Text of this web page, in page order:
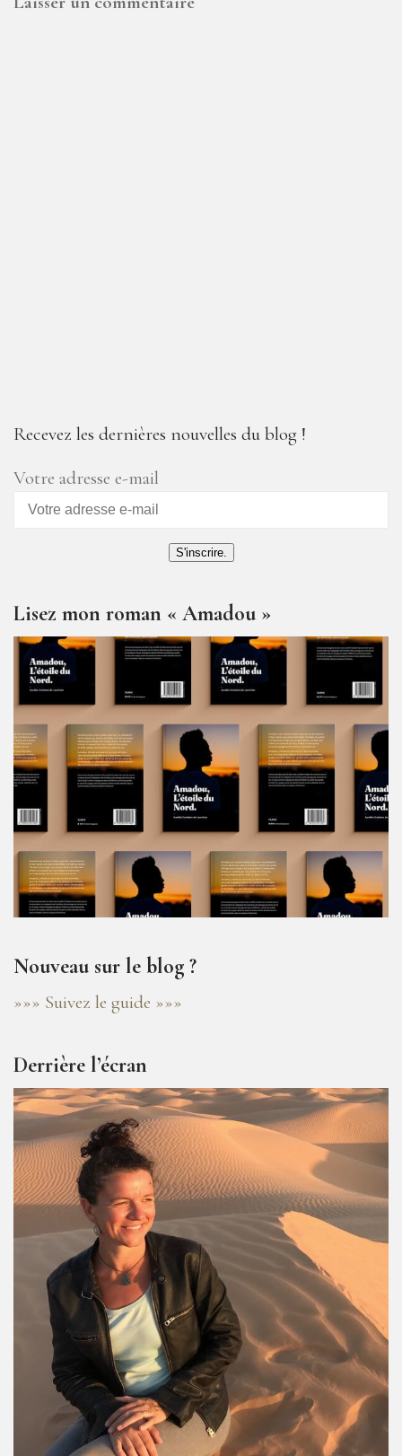
Recevez les dernières nouvelles du blog !
Votre adresse e-mail
S'inscrire.
Lisez mon roman « Amadou »
Nouveau sur le blog ?
»»» Suivez le guide »»»
Derrière l’écran